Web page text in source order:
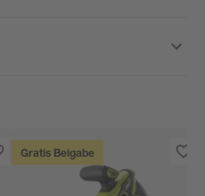
Gratis Beigabe